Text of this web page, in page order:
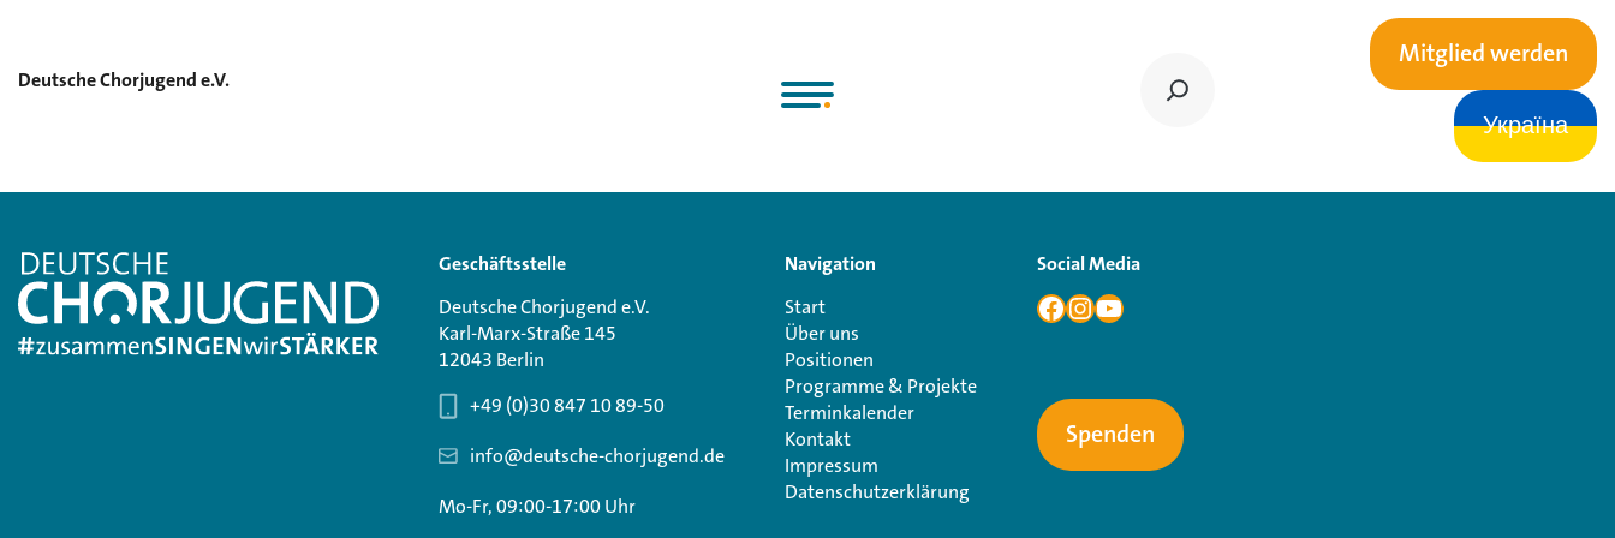
Deutsche Chorjugend e.V.
Mitglied werden
Україна
Geschäftsstelle
Deutsche Chorjugend e.V.
Karl-Marx-Straße 145
12043 Berlin
+49 (0)30 847 10 89-50
info@deutsche-chorjugend.de
Mo-Fr, 09:00-17:00 Uhr
Navigation
Start
Über uns
Positionen
Programme & Projekte
Terminkalender
Kontakt
Impressum
Datenschutzerklärung
Social Media
Spenden